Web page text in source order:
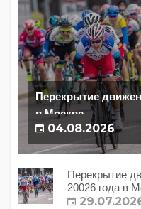
Перекрытие
в Москве
04.08.2026
Перекрытие
20026 года в